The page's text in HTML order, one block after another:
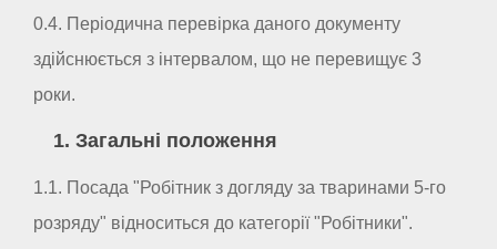
0.4. Періодична перевірка даного документу
здійснюється з інтервалом, що не перевищує 3
роки.
1. Загальні положення
1.1. Посада "Робітник з догляду за тваринами 5-го
розряду" відноситься до категорії "Робітники".